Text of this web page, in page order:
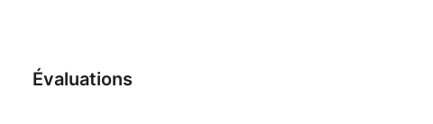
Évaluations